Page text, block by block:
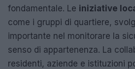
fondamentale. Le iniziative
come i gruppi di quartiere,
importante nel monitorare la
senso di appartenenza. La
residenti, aziende e istituzioni